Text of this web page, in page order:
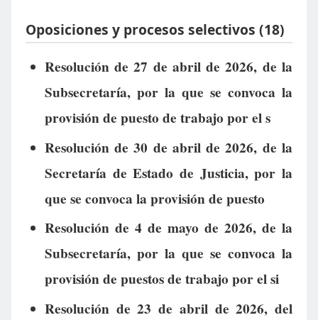
Oposiciones y procesos selectivos (18)
Resolución de 27 de abril de 2026, de la
Subsecretaría, por la que se convoca la
provisión de puesto de trabajo por el s
Resolución de 30 de abril de 2026, de la
Secretaría de Estado de Justicia, por la
que se convoca la provisión de puesto
Resolución de 4 de mayo de 2026, de la
Subsecretaría, por la que se convoca la
provisión de puestos de trabajo por el si
Resolución de 23 de abril de 2026, del